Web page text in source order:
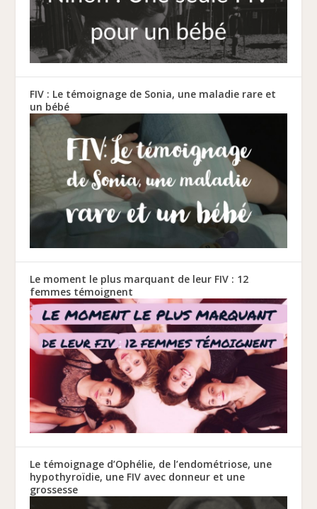
FIV : Le témoignage de Sonia, une maladie rare et
un bébé
Le moment le plus marquant de leur FIV : 12
femmes témoignent
Le témoignage d’Ophélie, de l’endométriose, une
hypothyroïdie, une FIV avec donneur et une
grossesse